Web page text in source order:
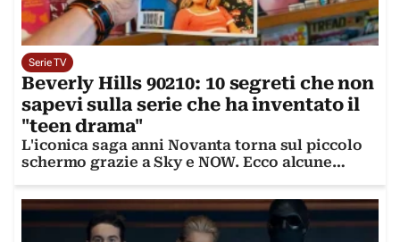
Serie TV
Beverly Hills 90210: 10 segreti che non
sapevi sulla serie che ha inventato il
"teen drama"
L'iconica saga anni Novanta torna sul piccolo
schermo grazie a Sky e NOW. Ecco alcune